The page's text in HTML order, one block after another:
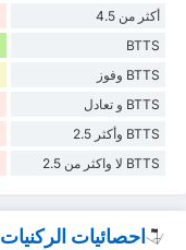
أكثر من 4.5
BTTS
BTTS وفوز
BTTS و تعادل
BTTS وأكثر 2.5
BTTS لا واكثر من 2.5
احصائيات الركنيات